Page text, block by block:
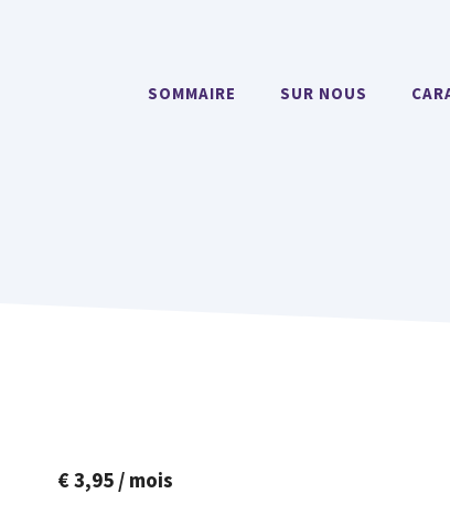
SOMMAIRE SUR NOUS
€3,95 / mois